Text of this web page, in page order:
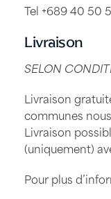
Tel +689 40 50
Livraison
SELON
Livraison
communes
Livraison
(uniquement)
Pour plus